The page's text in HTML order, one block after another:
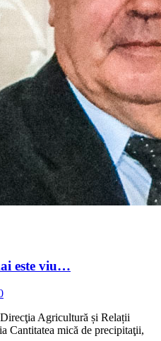
este viu…
Agricultură și Relații
Cantitatea mică de precipitaţii,